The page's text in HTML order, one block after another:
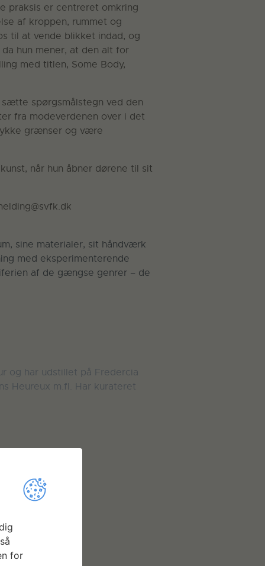
praksis er centreret omkring
af kroppen, rummet og
til at vende blikket indad, og
hun mener, at den alt for
med titlen, Some Body,
spørgsmålstegn ved den
fra modeverdenen over i det
grænser og være
når hun åbner dørene til sit
sine materialer, sit håndværk
med eksperimenterende
af de gængse genrer – de
og har udstillet på Fredercia
Heureux m.fl. Har kurateret
for